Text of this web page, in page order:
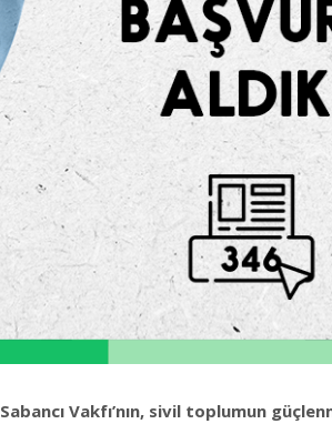
Sabancı Vakfı’nın, sivil toplumun